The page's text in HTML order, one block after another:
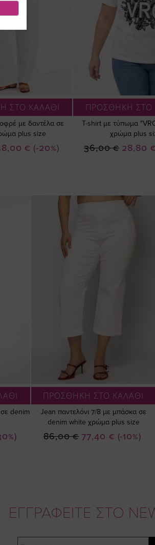
ΣΤΟ ΚΑΛΑΘΙ
με δαντέλα σε
plus size
(-20%)
€
ΠΡΟΣΘΗΚΗ ΣΤΟ
T-shirt με τύπωμα
χρώμα plus
Ειδική
28,80 €
36,00 €
denim
ΠΡΟΣΘΗΚΗ ΣΤΟ ΚΑΛΑΘΙ
Jean παντελόνι 7/8 με μπάσκα σε
denim white χρώμα plus size
(-10%)
Ειδική
77,40 €
86,00 €
ΕΓΓΡΑΦΕΙΤΕ ΣΤΟ